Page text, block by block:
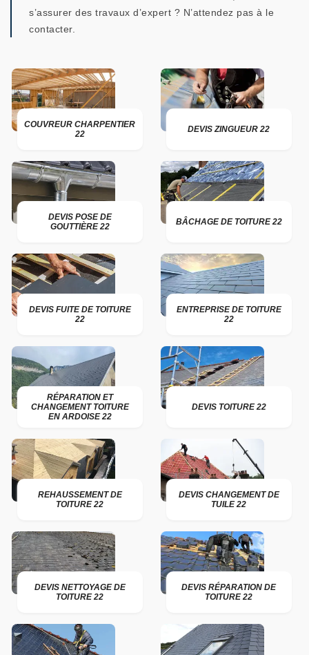
s’assurer des travaux d’expert ? N’attendez pas à le
contacter.
COUVREUR CHARPENTIER
22
DEVIS ZINGUEUR 22
DEVIS POSE DE
GOUTTIÈRE 22
BÂCHAGE DE TOITURE 22
DEVIS FUITE DE TOITURE
22
ENTREPRISE DE TOITURE
22
RÉPARATION ET
CHANGEMENT TOITURE
EN ARDOISE 22
DEVIS TOITURE 22
REHAUSSEMENT DE
TOITURE 22
DEVIS CHANGEMENT DE
TUILE 22
DEVIS NETTOYAGE DE
TOITURE 22
DEVIS RÉPARATION DE
TOITURE 22